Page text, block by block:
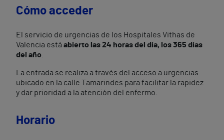
Cómo acceder
El servicio de urgencias de los Hospitales Vithas de
Valencia está abierto las 24 horas del día, los 365 días
del año
La entrada se realiza a través del acceso a urgencias
ubicado en la calle Tamarindes para facilitar la rapidez
y dar prioridad a la atención del enfermo.
Horario